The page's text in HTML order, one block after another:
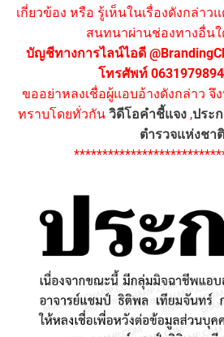
เกี่ยวข้อง หรือ รู้เห็นในเรื่องดังกล่าว
สนทนาผ่านช่องทางอื่น
บัญชีทางการไลน์ไอดี
โทรศัพท์
ขออย่าหลงเชื่อผู้แอบอ้างดังกล่าว จึ
ทราบโดยทั่วกัน วิดีโอคำชี้แจง ,ประ
ตำรวจแห่งชาติ